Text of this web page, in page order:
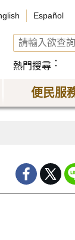
Español
熱門搜尋
便民服